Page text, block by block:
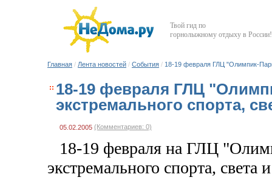
Твой гид по
горнолыжному отдыху в России!
Главная / Лента новостей / События / 18-19 февраля ГЛЦ "Олимпик-
18-19 февраля ГЛЦ
экстремального спорта,
05.02.2005 (Комментариев: 0)
18-19 февраля на ГЛЦ
экстремального спорта,